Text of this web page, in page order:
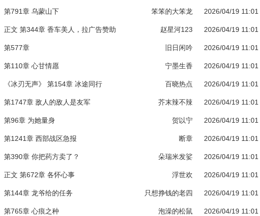
第791章 乌蒙山下 笨笨的大笨龙 2026/04/19 11:01
正文 第344章 香车美人，拉广告赞助 赵星河123 2026/04/19 11:01
第577章 旧日闲吟 2026/04/19 11:01
第110章 心甘情愿 宁墨生香 2026/04/19 11:01
《冰刃无声》 第154章 冰途同行 百晓热点 2026/04/19 11:01
第1747章 敌人的敌人是友军 芥末辣不辣 2026/04/19 11:01
第96章 为她量身 贺以宁 2026/04/19 11:01
第1241章 西部战区急报 断章 2026/04/19 11:01
第390章 你把药方卖了？ 朵瑞米发娑 2026/04/19 11:01
正文 第672章 各怀心事 浮世欢 2026/04/19 11:01
第144章 龙爷给的任务 只想挣钱的老四 2026/04/19 11:01
第765章 心痕之种 泡澡的松鼠 2026/04/19 11:01